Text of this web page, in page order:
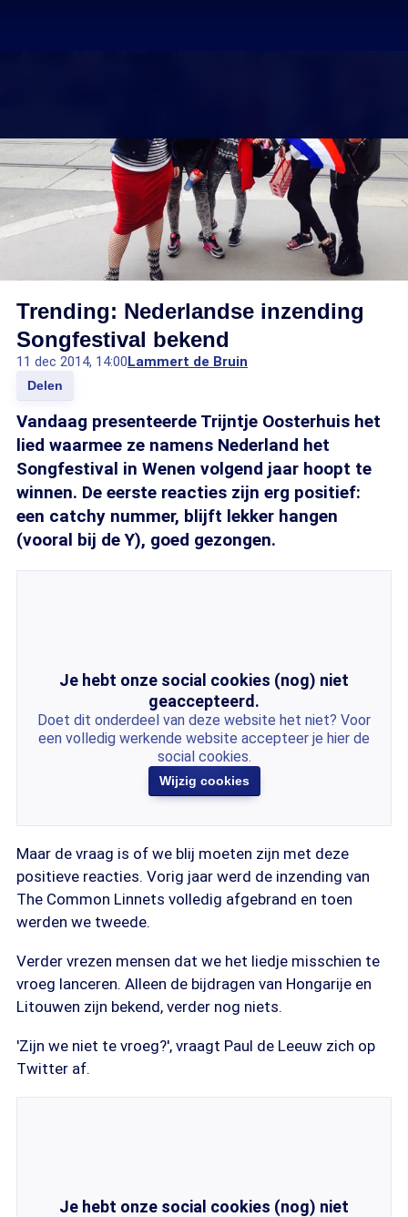
Trending: Nederlandse inzending
Songfestival bekend
11 dec 2014, 14:00Lammert de Bruin
Delen
Vandaag presenteerde Trijntje Oosterhuis het
lied waarmee ze namens Nederland het
Songfestival in Wenen volgend jaar hoopt te
winnen. De eerste reacties zijn erg positief:
een catchy nummer, blijft lekker hangen
(vooral bij de Y), goed gezongen.
Je hebt onze social cookies (nog) niet
geaccepteerd.
Doet dit onderdeel van deze website het niet? Voor
een volledig werkende website accepteer je hier de
social cookies.
Wijzig cookies
Maar de vraag is of we blij moeten zijn met deze
positieve reacties. Vorig jaar werd de inzending van
The Common Linnets volledig afgebrand en toen
werden we tweede.
Verder vrezen mensen dat we het liedje misschien te
vroeg lanceren. Alleen de bijdragen van Hongarije en
Litouwen zijn bekend, verder nog niets.
'Zijn we niet te vroeg?', vraagt Paul de Leeuw zich op
Twitter af.
Je hebt onze social cookies (nog) niet